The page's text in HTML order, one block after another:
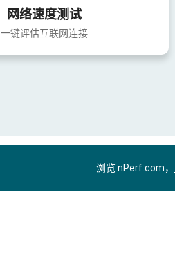
网络速度测试
一键评估互联网连接
浏览 nPerf.com，